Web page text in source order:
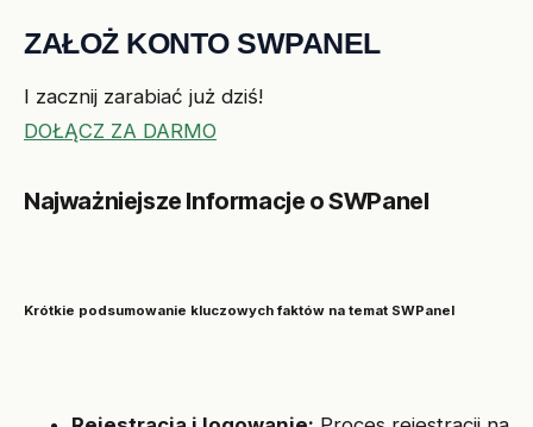
ZAŁOŻ KONTO SWPANEL
I zacznij zarabiać już dziś!
DOŁĄCZ ZA DARMO
Najważniejsze Informacje o SWPanel
Krótkie podsumowanie kluczowych faktów na temat SWPanel